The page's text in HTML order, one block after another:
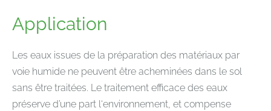
Application
Les eaux issues de la préparation des matériaux par
voie humide ne peuvent être acheminées dans le sol
sans être traitées. Le traitement efficace des eaux
préserve d’une part l‘environnement, et compense